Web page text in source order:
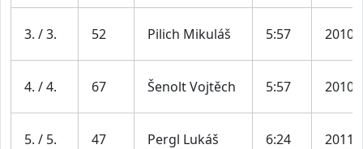
3. / 3. 52 Pilich Mikuláš 5:57 2010
4. / 4. 67 Šenolt Vojtěch 5:57 2010
5. / 5. 47 Pergl Lukáš 6:24 2011